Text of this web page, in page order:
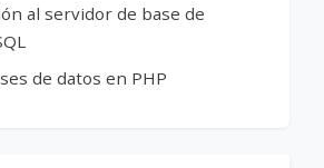
al servidor de base de
de datos en PHP